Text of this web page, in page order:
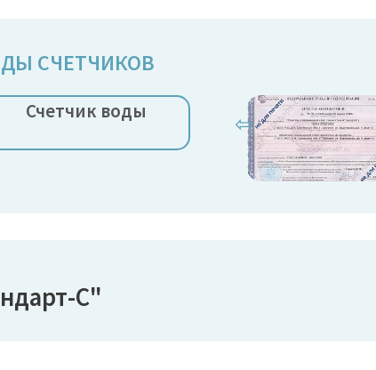
СЧЕТЧИКОВ
Счетчик воды ⇦
С"